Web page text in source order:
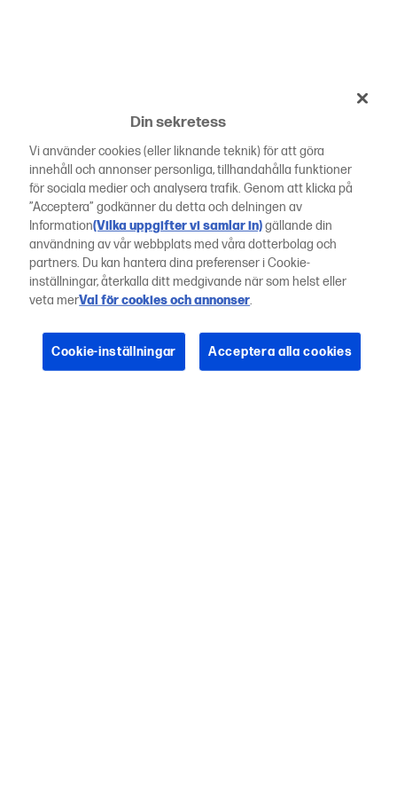
Din sekretess
Vi använder cookies (eller liknande teknik) för att göra
innehåll och annonser personliga, tillhandahålla funktioner
för sociala medier och analysera trafik. Genom att klicka på
”Acceptera” godkänner du detta och delningen av
Information(Vilka uppgifter vi samlar in)gällande din
användning av vår webbplats med våra dotterbolag och
partners. Du kan hantera dina preferenser i Cookie-
inställningar, återkalla ditt medgivande när som helst eller
veta merVal för cookies och annonser.
Cookie-inställningar Acceptera alla cookies